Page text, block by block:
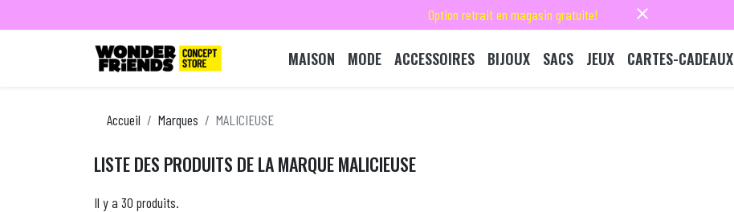
Option retrait en magasin gratuite! close
MAISON MODE ACCESSOIRES BIJOUX SACS JEUX CARTES-CADEAUX
Accueil Marques MALICIEUSE
LISTE DES PRODUITS DE LA MARQUE MALICIEUSE
Il y a 30 produits.